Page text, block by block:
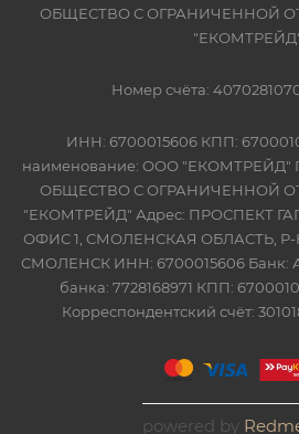
ОБЩЕСТВО С ОГРАНИЧЕННОЙ
Номер счёта:
ИНН: 6700015606 КПП:
наименование: ООО "ЕКОМТРЕЙД"
ОБЩЕСТВО С ОГРАНИЧЕННОЙ
"ЕКОМТРЕЙД" Адрес: ПРОСПЕКТ
ОФИС 1, СМОЛЕНСКАЯ ОБЛАСТЬ,
СМОЛЕНСК ИНН: 6700015606
банка: 7728168971 КПП:
Корреспондентский счёт:
powered by